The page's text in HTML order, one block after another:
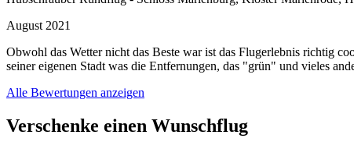
August 2021
Obwohl das Wetter nicht das Beste war ist das Flugerlebnis richtig
seiner eigenen Stadt was die Entfernungen, das "grün" und vieles
Alle Bewertungen anzeigen
Verschenke einen Wunschflug